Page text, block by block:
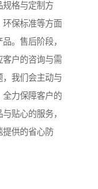
规格与定制方
保标准等方面
。售后阶段，
客户的咨询与需
我们会主动与
全力保障客户的
贴心的服务，
提供的省心防